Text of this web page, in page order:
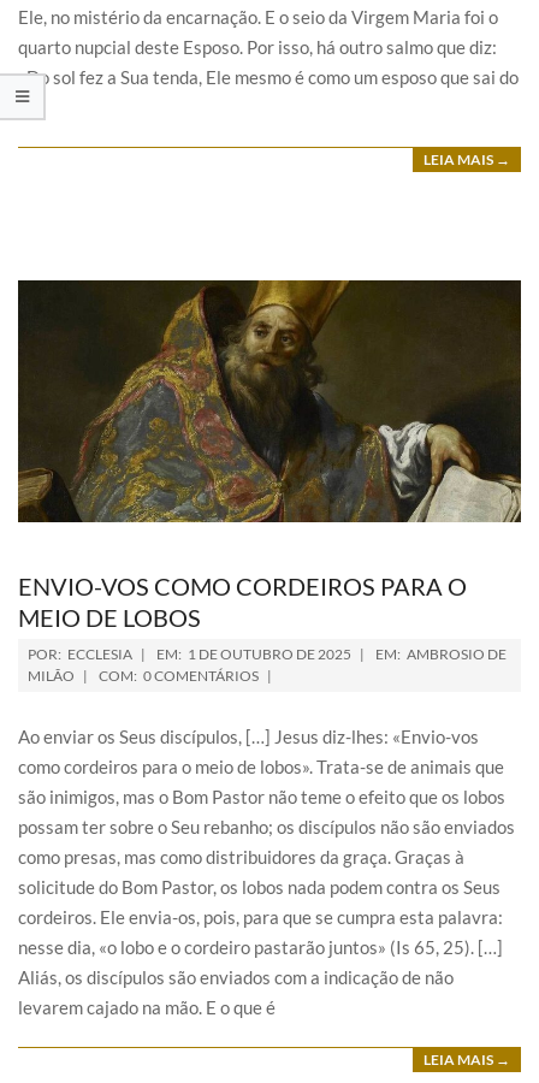
Ele, no mistério da encarnação. E o seio da Virgem Maria foi o
quarto nupcial deste Esposo. Por isso, há outro salmo que diz:
«Do sol fez a Sua tenda, Ele mesmo é como um esposo que sai do
seu
LEIA MAIS →
ENVIO-VOS COMO CORDEIROS PARA O
MEIO DE LOBOS
POR: ECCLESIA EM: 1 DE OUTUBRO DE 2025 EM: AMBROSIO DE
MILÃO
COM: 0 COMENTÁRIOS
Ao enviar os Seus discípulos, […] Jesus diz-lhes: «Envio-vos
como cordeiros para o meio de lobos». Trata-se de animais que
são inimigos, mas o Bom Pastor não teme o efeito que os lobos
possam ter sobre o Seu rebanho; os discípulos não são enviados
como presas, mas como distribuidores da graça. Graças à
solicitude do Bom Pastor, os lobos nada podem contra os Seus
cordeiros. Ele envia-os, pois, para que se cumpra esta palavra:
nesse dia, «o lobo e o cordeiro pastarão juntos» (Is 65, 25). […]
Aliás, os discípulos são enviados com a indicação de não
levarem cajado na mão. E o que é
LEIA MAIS →